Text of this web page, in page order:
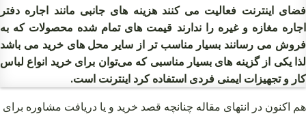
فضای اینترنت فعالیت می کنند هزینه های جانبی مانند اجاره دفتر
اجاره مغازه و غیره را ندارند قیمت های تمام شده محصولات که به
فروش می رسانند بسیار مناسب تر از سایر محل های خرید می باشد
لذا یکی از گزینه های بسیار مناسبی که می‌توان برای خرید انواع لباس
کار و تجهیزات ایمنی فردی استفاده کرد اینترنت است.
هم اکنون در انتهای مقاله چنانچه قصد خرید و یا دریافت مشاوره برای